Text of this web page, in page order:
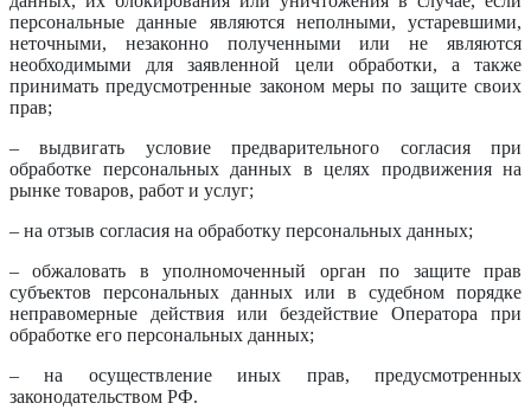
персональные данные являются неполными, устаревшими,
неточными, незаконно полученными или не являются
необходимыми для заявленной цели обработки, а также
принимать предусмотренные законом меры по защите своих
прав;
– выдвигать условие предварительного согласия при
обработке персональных данных в целях продвижения на
рынке товаров, работ и услуг;
– на отзыв согласия на обработку персональных данных;
– обжаловать в уполномоченный орган по защите прав
субъектов персональных данных или в судебном порядке
неправомерные действия или бездействие Оператора при
обработке его персональных данных;
– на осуществление иных прав, предусмотренных
законодательством РФ.